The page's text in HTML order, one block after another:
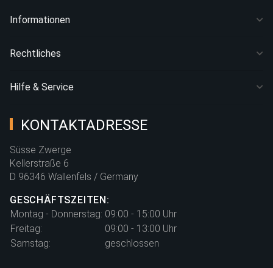
Informationen
Rechtliches
Hilfe & Service
KONTAKTADRESSE
Süsse Zwerge
Kellerstraße 6
D 96346 Wallenfels / Germany
GESCHÄFTSZEITEN:
Montag - Donnerstag: 09:00 - 15:00 Uhr
Freitag:
09:00 - 13:00 Uhr
Samstag:
geschlossen